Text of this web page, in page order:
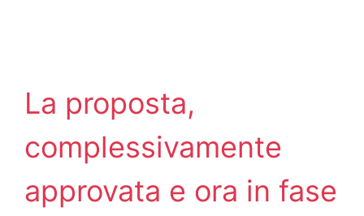
La proposta,
complessivamente
approvata e ora in fase